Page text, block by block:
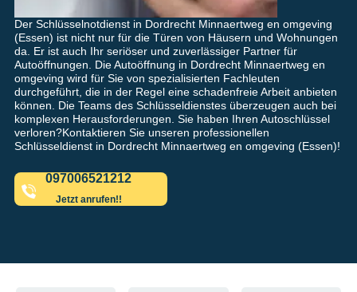
Der Schlüsselnotdienst in Dordrecht Minnaertweg en omgeving
(Essen) ist nicht nur für die Türen von Häusern und Wohnungen
da. Er ist auch Ihr seriöser und zuverlässiger Partner für
Autoöffnungen. Die Autoöffnung in Dordrecht Minnaertweg en
omgeving wird für Sie von spezialisierten Fachleuten
durchgeführt, die in der Regel eine schadenfreie Arbeit anbieten
können. Die Teams des Schlüsseldienstes überzeugen auch bei
komplexen Herausforderungen. Sie haben Ihren Autoschlüssel
verloren?Kontaktieren Sie unseren professionellen
Schlüsseldienst in Dordrecht Minnaertweg en omgeving (Essen)!
097006521212
Jetzt anrufen!!